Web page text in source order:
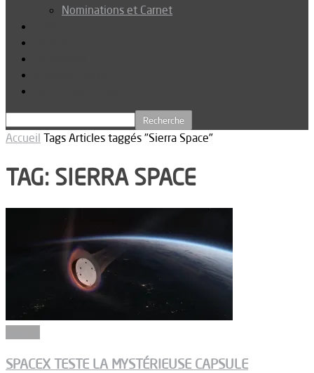
Nominations et Carnet
Accueil Tags Articles taggés "Sierra Space"
TAG: SIERRA SPACE
SPACEX TESTE LA MYSTÉRIEUSE CAPSULE